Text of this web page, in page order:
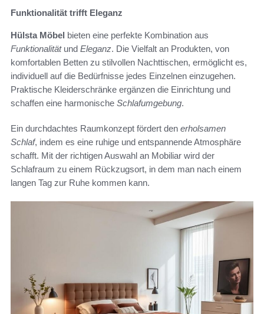
Funktionalität trifft Eleganz
Hülsta Möbel bieten eine perfekte Kombination aus
Funktionalitätund Eleganz. Die Vielfalt an Produkten, von
komfortablen Betten zu stilvollen Nachttischen, ermöglicht es,
individuell auf die Bedürfnisse jedes Einzelnen einzugehen.
Praktische Kleiderschränke ergänzen die Einrichtung und
schaffen eine harmonische Schlafumgebung.
Ein durchdachtes Raumkonzept fördert den erholsamen
Schlaf, indem es eine ruhige und entspannende Atmosphäre
schafft. Mit der richtigen Auswahl an Mobiliar wird der
Schlafraum zu einem Rückzugsort, in dem man nach einem
langen Tag zur Ruhe kommen kann.